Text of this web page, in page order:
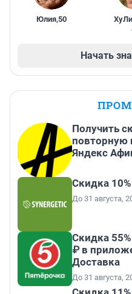
Юлия,50
Начать
Получить
повторную
Яндекс
Скидка
До 31 августа,
Скидка
₽ в
Доставка
До 31 августа,